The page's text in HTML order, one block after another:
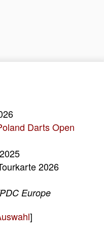
Darts Open
2026
Europe
]